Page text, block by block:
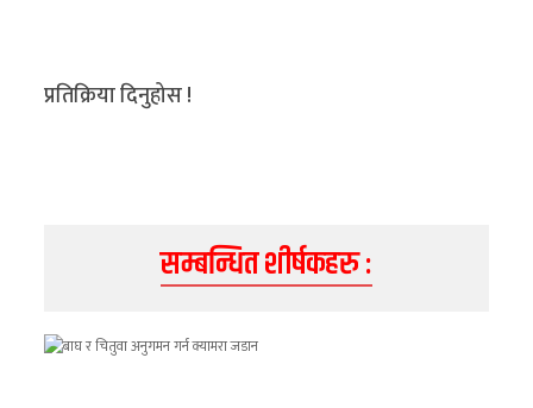
ग्यालरी
प्रतिक्रिया दिनुहोस !
सम्बन्धित शीर्षकहरु :